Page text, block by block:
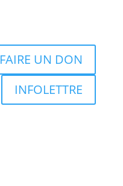
FAIRE UN DON
INFOLETTRE